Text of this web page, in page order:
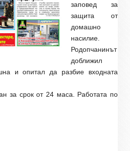
заповед за
защита от
домашно
насилие.
Родопчанинът
доближил
и опитал да разбие входната
за срок от 24 маса. Работата по